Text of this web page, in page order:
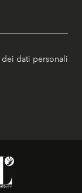
dati personali